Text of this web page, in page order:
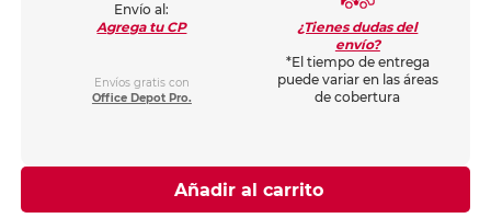
Envío al:
Agrega tu CP
Envíos gratis con
Office Depot Pro.
¿Tienes dudas del
envío?
*El tiempo de entrega
puede variar en las áreas
de cobertura
Añadir al carrito